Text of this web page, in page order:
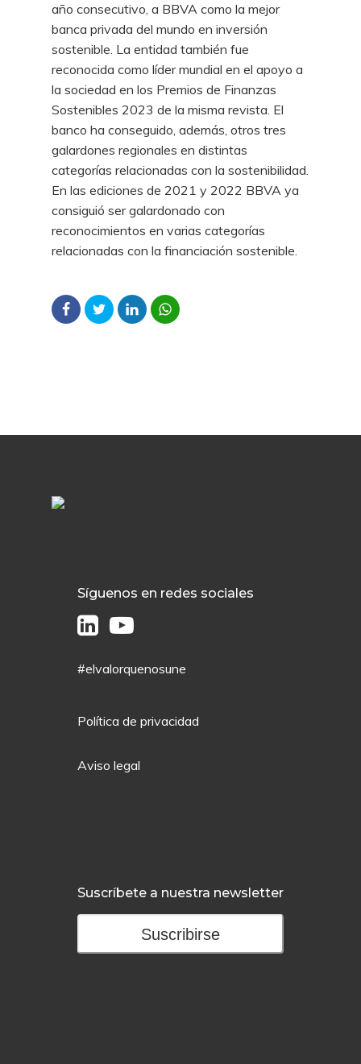
año consecutivo, a BBVA como la mejor
banca privada del mundo en inversión
sostenible. La entidad también fue
reconocida como líder mundial en el apoyo a
la sociedad en los Premios de Finanzas
Sostenibles 2023 de la misma revista. El
banco ha conseguido, además, otros tres
galardones regionales en distintas
categorías relacionadas con la sostenibilidad.
En las ediciones de 2021 y 2022 BBVA ya
consiguió ser galardonado con
reconocimientos en varias categorías
relacionadas con la financiación sostenible.
Síguenos en redes sociales
#elvalorquenosune
Política de privacidad
Aviso legal
Suscríbete a nuestra newsletter
Suscribirse